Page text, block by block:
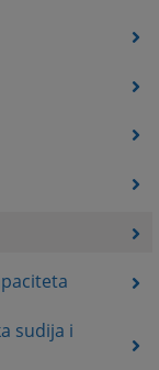
sudija i